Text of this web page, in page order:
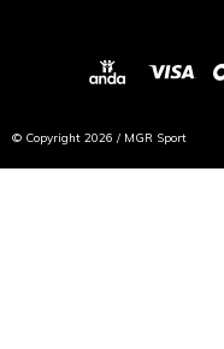
© Copyright 2026 / MGR Sport